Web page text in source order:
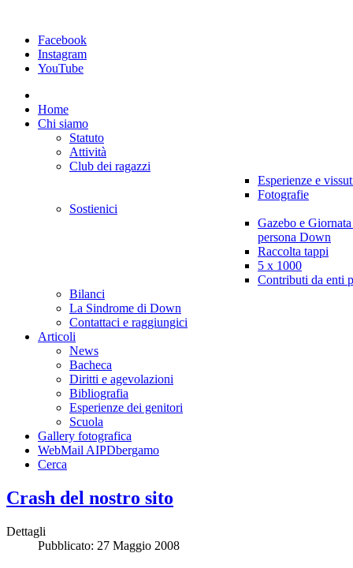
Facebook
Instagram
YouTube
Home
Chi siamo
Statuto
Attività
Club dei ragazzi
Esperienze e
Fotografie
Sostienici
Gazebo e
persona Down
Raccolta tappi
5 x 1000
Contributi da enti
Bilanci
La Sindrome di Down
Contattaci e raggiungici
Articoli
News
Bacheca
Diritti e agevolazioni
Bibliografia
Esperienze dei genitori
Scuola
Gallery fotografica
WebMail AIPDbergamo
Cerca
Crash del nostro sito
Dettagli
Pubblicato: 27 Maggio 2008